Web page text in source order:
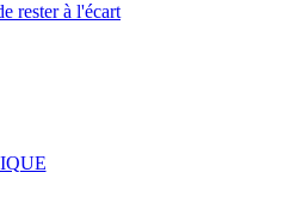
rester à l'écart